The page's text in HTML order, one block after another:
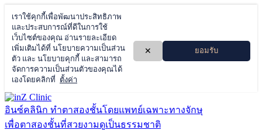
Skip
to
content
อินซ์คลินิก ทำตาสองชั้นโดยแพทย์เฉพาะทางจักษุ
เพื่อตาสองชั้นที่สวยงามดูเป็นธรรมชาติ